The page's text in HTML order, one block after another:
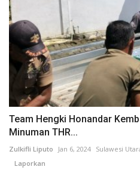
Team Hengki Honandar
Minuman THR...
Zulkifli Liputo Jan 6, 2024 Sulawesi
Laporkan